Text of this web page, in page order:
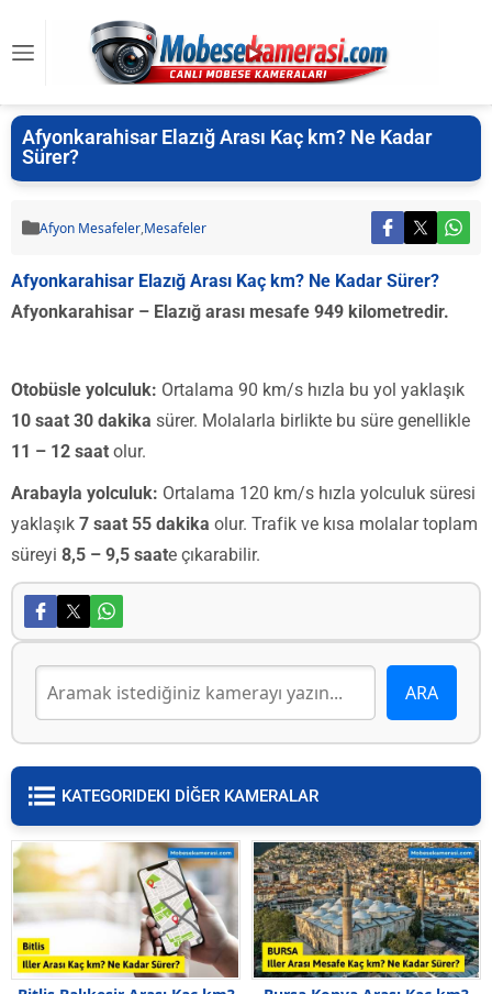
Afyonkarahisar Elazığ Arası Kaç km? Ne Kadar
Sürer?
Afyon Mesafeler,Mesafeler
Afyonkarahisar Elazığ Arası Kaç km? Ne Kadar Sürer?
Afyonkarahisar – Elazığ arası mesafe 949 kilometredir.
Otobüsle yolculuk: Ortalama 90 km/s hızla bu yol yaklaşık
10 saat 30 dakika sürer. Molalarla birlikte bu süre genellikle
11 – 12 saat olur.
Arabayla yolculuk: Ortalama 120 km/s hızla yolculuk süresi
yaklaşık 7 saat 55 dakika olur. Trafik ve kısa molalar toplam
süreyi 8,5 – 9,5 saate çıkarabilir.
KATEGORIDEKI DİĞER KAMERALAR